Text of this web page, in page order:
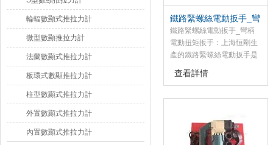
輪輻數顯式推拉力計
微型數顯推拉力計
法蘭數顯式推拉力計
板環式數顯推拉力計
柱型數顯式推拉力計
外置數顯式推拉力計
內置數顯式推拉力計
鐵路緊螺絲電動扳手_彎
柄電動扭矩扳手
鐵路緊螺絲電動扳手_彎柄
電動扭矩扳手：上海恒剛生
產的鐵路緊螺絲電動扳手是
裝配螺紋件及螺栓的機械化
施工工具，這款電動扭矩扳
查看詳情